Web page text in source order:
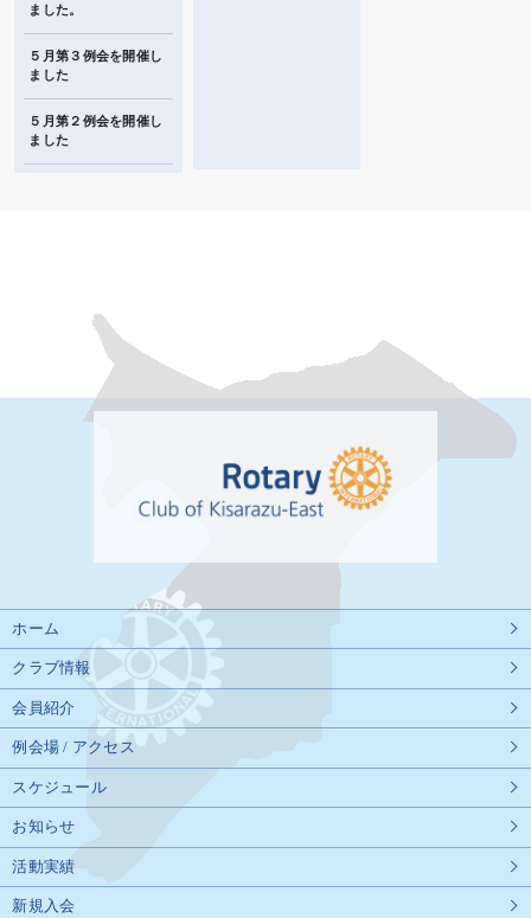
ました。
５月第３例会を開催し
ました
５月第２例会を開催し
ました
ホーム
クラブ情報
会員紹介
例会場 / アクセス
スケジュール
お知らせ
活動実績
新規入会